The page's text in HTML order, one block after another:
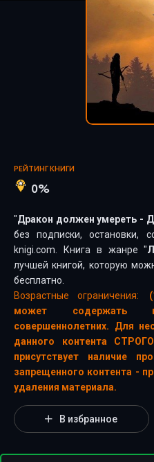
РЕЙТИНГ КНИГИ
0%
"Дракон должен умереть -
без подписки, остановки,
knigi.com. Книга в жанре "
лучшей книгой, которую
бесплатно.
Возрастные ограничения:
может содержать
совершеннолетних. Для
данного контента
присутствует наличие
запрещенного контента -
удаления материала.
В избранное